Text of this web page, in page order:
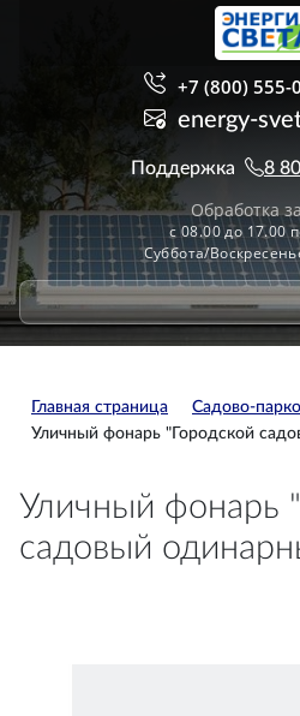
+7 (800) 555-
energy-
Поддержка 8
Обработка
с 08.00 до 17.00
Суббота/
Главная страница
Садово-
Уличный фонарь "Городской
Уличный фонарь
садовый